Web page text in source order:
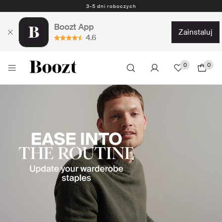
Darmowe zwroty - 30 dni Darmowe zwroty z przedpłaconą etykietą
Boozt App
4.6
zainstaluj
0 0